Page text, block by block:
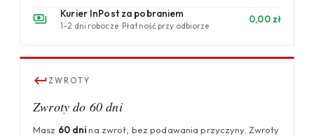
Kurier InPost za pobraniem
1–2 dni robocze · Płatność przy odbiorze
0,00 zł
ZWROTY
Zwroty do 60 dni
Masz 60 dnina zwrot, bez podawania przyczyny. Zwroty